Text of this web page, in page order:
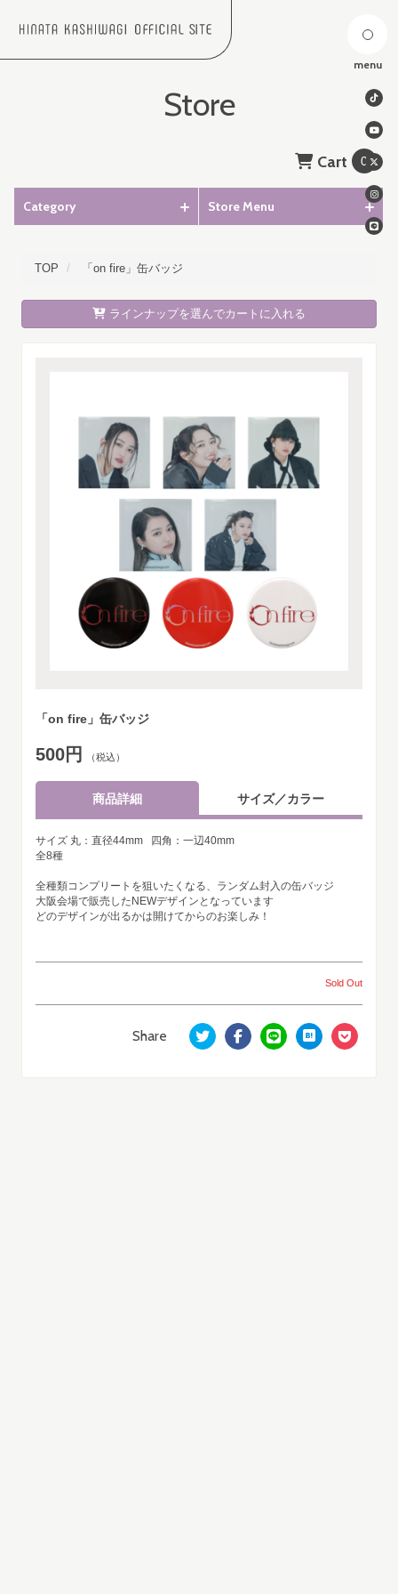
menu
Store
Cart 0
Category Store Menu
TOP 「on fire」缶バッジ
ラインナップを選んでカートに入れる
「on fire」缶バッジ
500円 （税込）
商品詳細 サイズ／カラー
サイズ 丸：直径44mm 四角：一辺40mm
全8種
全種類コンプリートを狙いたくなる、ランダム封入の缶バッジ
大阪会場で販売したNEWデザインとなっています
どのデザインが出るかは開けてからのお楽しみ！
Sold Out